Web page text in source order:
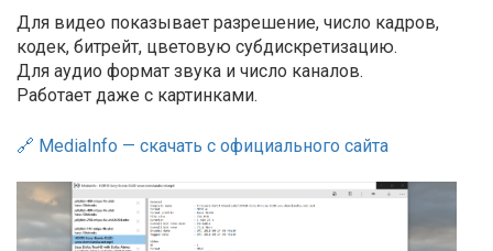
Для видео показывает разрешение, число кадров,
кодек, битрейт, цветовую субдискретизацию.
Для аудио формат звука и число каналов.
Работает даже с картинками.
🔗 MediaInfo — скачать с официального сайта